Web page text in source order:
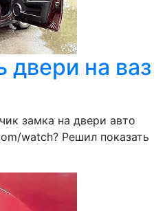
двери на ваз
замка на двери авто
watch? Решил показать